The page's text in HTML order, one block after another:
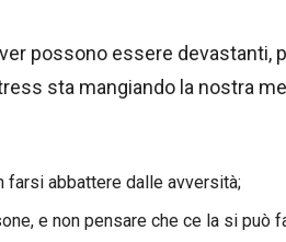
possono essere devastanti,
sta mangiando la nostra
farsi abbattere dalle avversità;
e non pensare che ce la si può